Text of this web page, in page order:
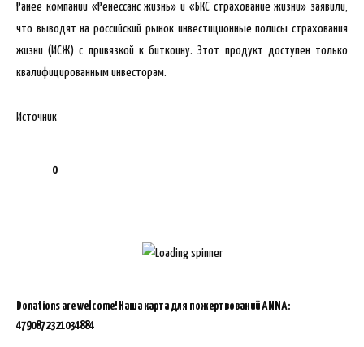
Ранее компании «Ренессанс жизнь» и «БКС страхование жизни» заявили,
что выводят на российский рынок инвестиционные полисы страхования
жизни (ИСЖ) с привязкой к биткоину. Этот продукт доступен только
квалифицированным инвесторам.
Источник
0
Donations are welcome! Наша карта для пожертвований ANNA:
4790872321034884